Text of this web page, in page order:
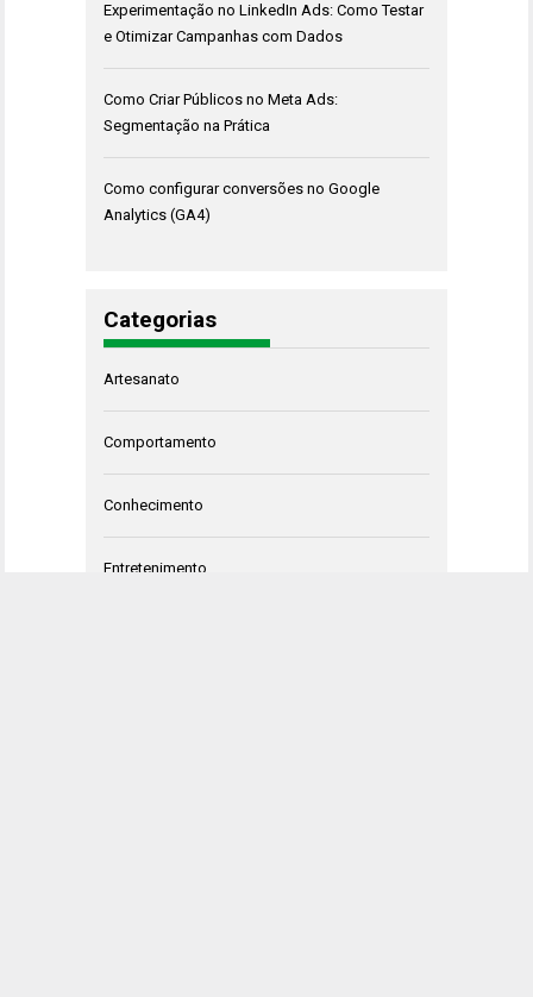
Experimentação no LinkedIn Ads: Como Testar
e Otimizar Campanhas com Dados
Como Criar Públicos no Meta Ads:
Segmentação na Prática
Como configurar conversões no Google
Analytics (GA4)
Categorias
Artesanato
Comportamento
Conhecimento
Entretenimento